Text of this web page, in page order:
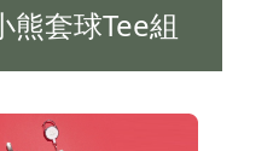
套球Tee組